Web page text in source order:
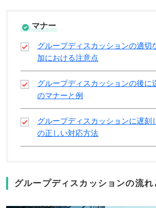
マナー
グループディスカッションの適切
加における注意点
グループディスカッションの後に
のマナーと例
グループディスカッションに遅刻
の正しい対応方法
グループディスカッションの流れ